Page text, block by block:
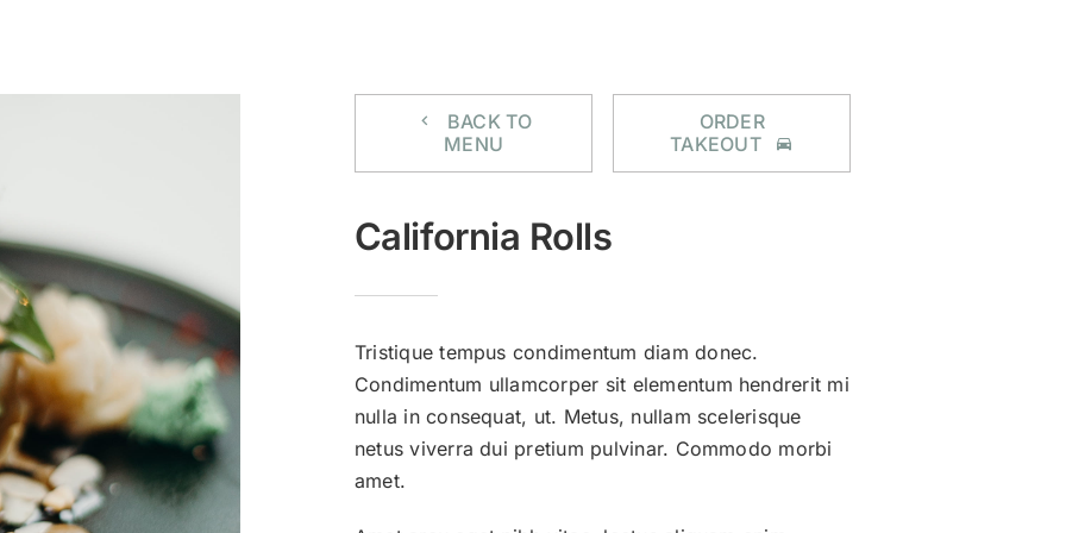
BACK TO
MENU
ORDER
TAKEOUT
California Rolls
Tristique tempus condimentum diam donec.
Condimentum ullamcorper sit elementum hendrerit mi
nulla in consequat, ut. Metus, nullam scelerisque
netus viverra dui pretium pulvinar. Commodo morbi
amet.